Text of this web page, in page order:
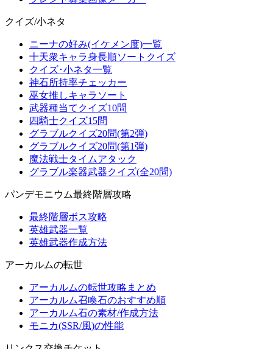
クイズ/小ネタ
ニーナの好み(イケメン度)一覧
十天衆キャラ身長順ソートクイズ
クイズ･小ネタ一覧
神石所持率チェッカー
巫女推しキャラソート
武器種当てクイズ10問
四騎士クイズ15問
グラブルクイズ20問(第2弾)
グラブルクイズ20問(第1弾)
魔法戦士タイムアタック
グラブル楽器武器クイズ(全20問)
パンデモニウム最終階層攻略
最終階層ボス攻略
英雄武器一覧
英雄武器作成方法
アーカルムの転世
アーカルムの転世攻略まとめ
アーカルム召喚石のおすすめ順
アーカルム石の素材/作成方法
モニカ(SSR/風)の性能